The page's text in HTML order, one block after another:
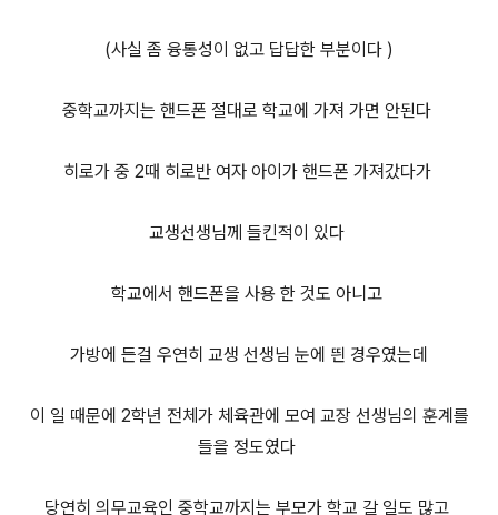
(사실 좀 융통성이 없고 답답한 부분이다 )
중학교까지는 핸드폰 절대로 학교에 가져 가면 안된다
히로가 중 2때 히로반 여자 아이가 핸드폰 가져갔다가
교생선생님께 들킨적이 있다
학교에서 핸드폰을 사용 한 것도 아니고
가방에 든걸 우연히 교생 선생님 눈에 띈 경우였는데
이 일 때문에 2학년 전체가 체육관에 모여 교장 선생님의 훈계를
들을 정도였다
당연히 의무교육인 중학교까지는 부모가 학교 갈 일도 많고